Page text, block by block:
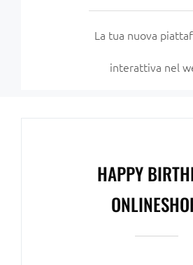
La tua nuova
interattiva nel
HAPPY